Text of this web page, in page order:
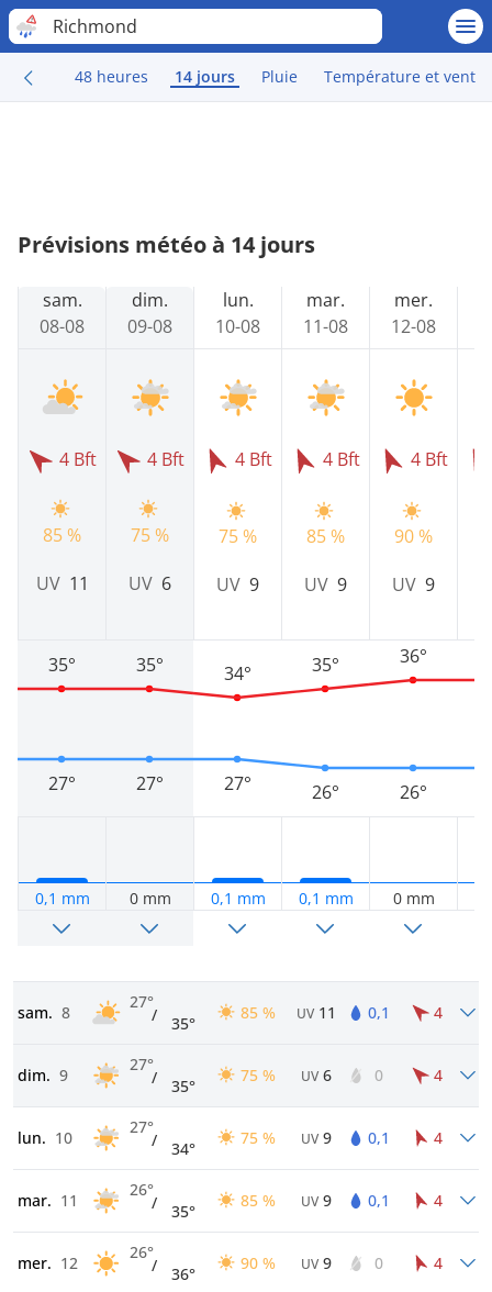
Richmond
48 heures 14 jours Pluie Température et vent
Prévisions météo à 14 jours
sam.
08-08
4 Bft
85 %
UV 11
27°
35°
0,1 mm
dim.
09-08
4 Bft
75 %
UV 6
27°
35°
0 mm
lun.
10-08
4 Bft
75 %
UV 9
27°
34°
0,1 mm
mar.
11-08
4 Bft
85 %
UV 9
26°
35°
0,1 mm
mer.
12-08
4 Bft
90 %
UV 9
26°
36°
0 mm
sam. 8
27°
/ 35°
85 % UV 11 0,1 4
dim. 9
27°
/ 35°
75 % UV 6 0 4
lun. 10
27°
/ 34°
75 % UV 9 0,1 4
mar. 11
26°
/ 35°
85 % UV 9 0,1 4
mer. 12
26°
/ 36°
90 % UV 9 0 4